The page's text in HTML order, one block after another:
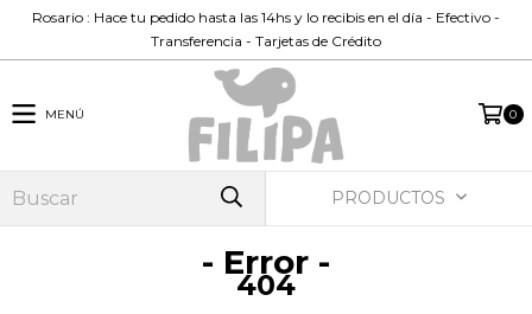
Rosario : Hace tu pedido hasta las 14hs y lo recibis en el día - Efectivo -
Transferencia - Tarjetas de Crédito
MENÚ 0
PRODUCTOS
- Error -
404